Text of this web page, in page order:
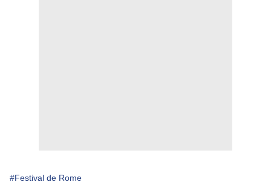
#Festival de Rome